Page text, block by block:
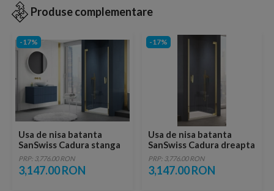
Produse complementare
-17%
Usa de nisa batanta
SanSwiss Cadura stanga
70xH200 Gold
PRP: 3,776.00 RON
3,147.00 RON
-17%
Usa de nisa batanta
SanSwiss Cadura dreapta
70xH200 Gold
PRP: 3,776.00 RON
3,147.00 RON